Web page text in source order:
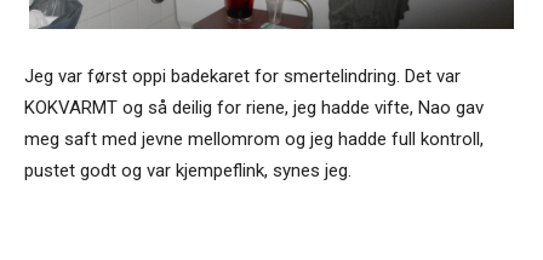
Jeg var først oppi badekaret for smertelindring. Det var
KOKVARMT og så deilig for riene, jeg hadde vifte, Nao gav
meg saft med jevne mellomrom og jeg hadde full kontroll,
pustet godt og var kjempeflink, synes jeg.